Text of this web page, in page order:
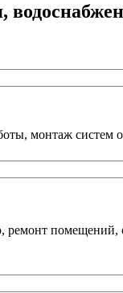
монтаж систем
ремонт